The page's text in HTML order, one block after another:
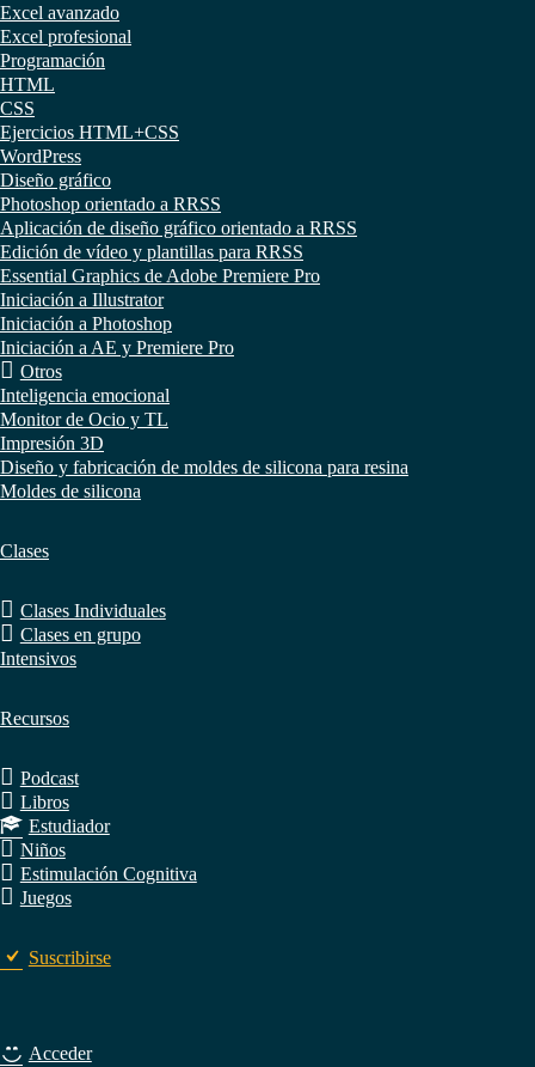
Excel avanzado
Excel profesional
Programación
HTML
CSS
Ejercicios HTML+CSS
WordPress
Diseño gráfico
Photoshop orientado a RRSS
Aplicación de diseño gráfico orientado a RRSS
Edición de vídeo y plantillas para RRSS
Essential Graphics de Adobe Premiere Pro
Iniciación a Illustrator
Iniciación a Photoshop
Iniciación a AE y Premiere Pro
Otros
Inteligencia emocional
Monitor de Ocio y TL
Impresión 3D
Diseño y fabricación de moldes de silicona para resina
Moldes de silicona
Clases
Clases Individuales
Clases en grupo
Intensivos
Recursos
Podcast
Libros
Estudiador
Niños
Estimulación Cognitiva
Juegos
Suscribirse
Acceder